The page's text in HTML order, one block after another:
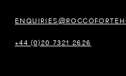
+44 (0)20 7321 2626